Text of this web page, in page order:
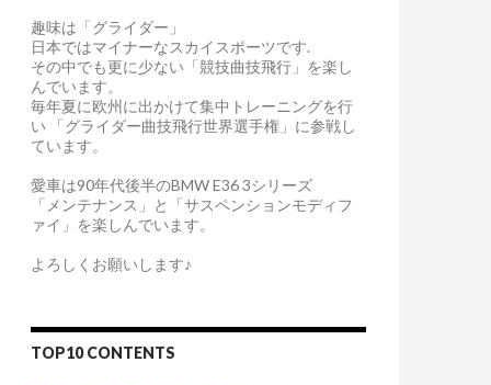
趣味は「グライダー」
日本ではマイナーなスカイスポーツです.
その中でも更に少ない「競技曲技飛行」を楽し
んでいます。
毎年夏に欧州に出かけて集中トレーニングを行
い 「グライダー曲技飛行世界選手権」に参戦し
ています。
愛車は90年代後半のBMW E36 3シリーズ
「メンテナンス」と「サスペンションモディフ
ァイ」を楽しんでいます。
よろしくお願いします♪
TOP10 CONTENTS